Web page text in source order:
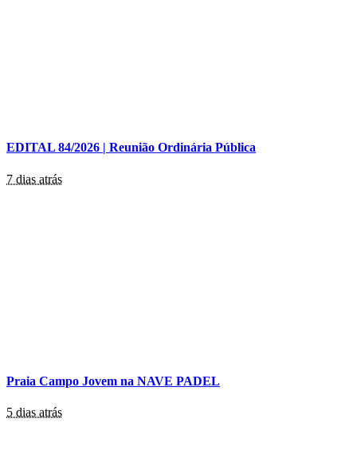
EDITAL 84/2026 | Reunião Ordinária Pública
7 dias atrás
Praia Campo Jovem na NAVE PADEL
5 dias atrás